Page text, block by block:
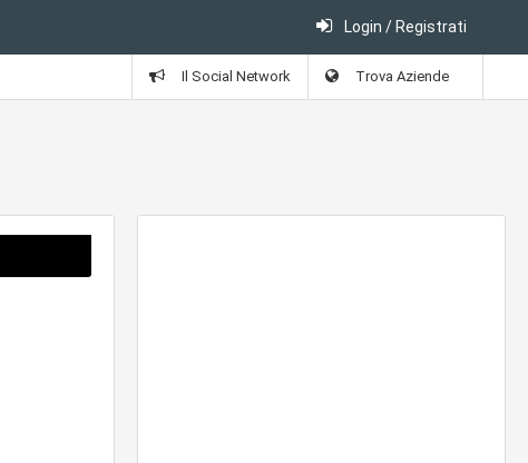
Login / Registrati
Il Social Network Trova Aziende